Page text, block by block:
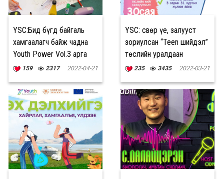
YSC:Бид бүгд байгаль
хамгаалагч байж чадна
Youth Power Vol.3 арга
хэмжээ
159 2317 2022-04-21
YSC: Өсвөр үе, залууст
зориулсан “Teen шийдэл”
төслийн уралдаан
зарлалаа
235 3435 2022-03-21